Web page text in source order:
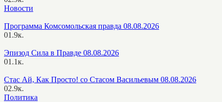
Новости
Программа Комсомольская правда 08.08.2026
01.9к.
Эпизод Сила в Правде 08.08.2026
01.1к.
Стас Ай, Как Просто! со Стасом Васильевым 08.08.2026
02.9к.
Политика